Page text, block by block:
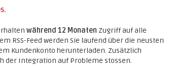
.
während 12 Monaten Zugriff auf alle
RSS-Feed werden Sie laufend über die neusten
Kundenkonto herunterladen. Zusätzlich
der Integration auf Probleme stossen.